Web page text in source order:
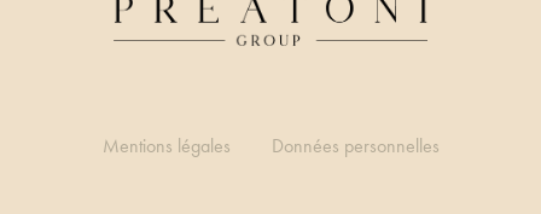
Mentions légales Données personnelles